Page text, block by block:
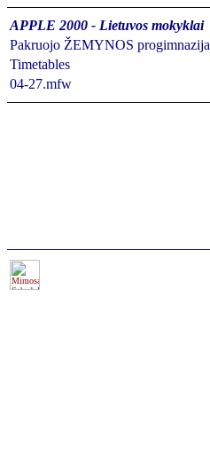
APPLE 2000 - Lietuvos mokyklai
Pakruojo ŽEMYNOS progimnazija
Timetables
04-27.mfw